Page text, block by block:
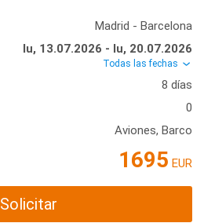
Madrid - Barcelona
lu, 13.07.2026 - lu, 20.07.2026
Todas las fechas
8 días
0
Aviones, Barco
1695 EUR
Solicitar